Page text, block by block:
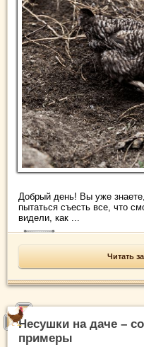
Добрый день! Вы уже
пытаться съесть все, что
видели, как ...
Читать
Несушки на даче –
примеры